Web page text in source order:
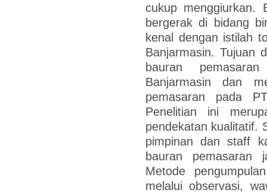
cukup menggiurkan.
bergerak di bidang
kenal dengan istilah
Banjarmasin. Tujuan
bauran
Banjarmasin dan
pemasaran pada
Penelitian ini
pendekatan kualitatif.
pimpinan dan staff
bauran pemasaran
Metode
melalui observasi,